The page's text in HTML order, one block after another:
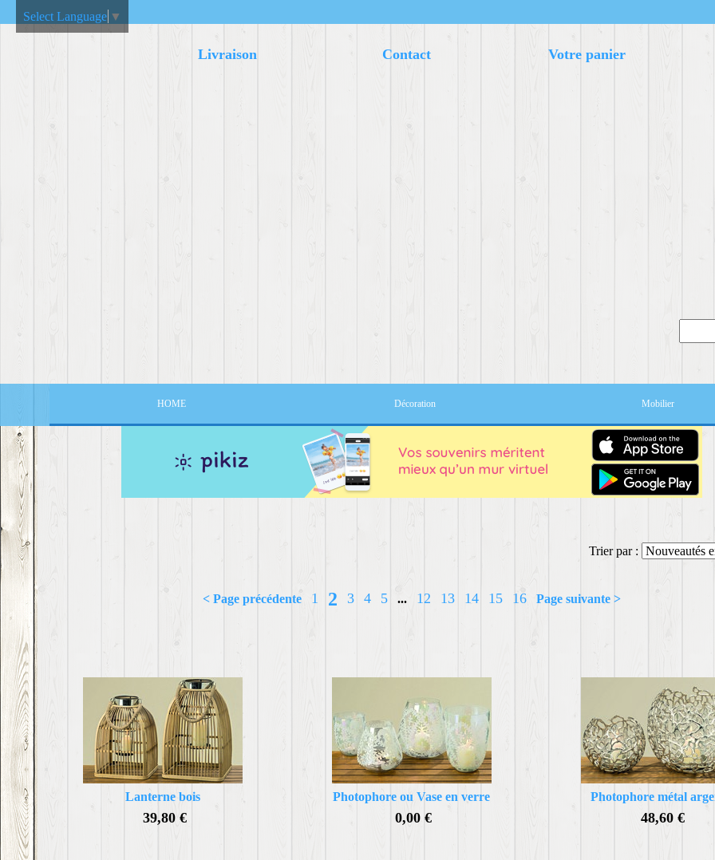
Select Language ▼
Livraison Contact Votre panier
HOME Décoration Mobilier
Trier par :
< Page précédente 1 2 3 4 5 ... 12 13 14 15 16 Page suivante >
Lanterne bois
39,80 €
Photophore ou Vase en verre
0,00 €
Photophore métal
48,60 €